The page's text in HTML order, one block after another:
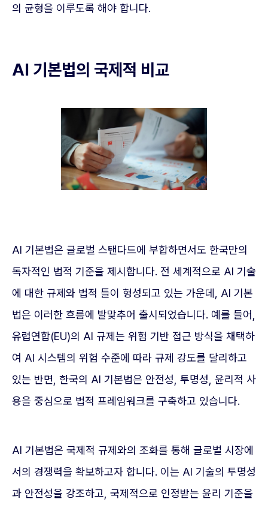
의 균형을 이루도록 해야 합니다.
AI 기본법의 국제적 비교
AI 기본법은 글로벌 스탠다드에 부합하면서도 한국만의
독자적인 법적 기준을 제시합니다. 전 세계적으로 AI 기술
에 대한 규제와 법적 틀이 형성되고 있는 가운데, AI 기본
법은 이러한 흐름에 발맞추어 출시되었습니다. 예를 들어,
유럽연합(EU)의 AI 규제는 위험 기반 접근 방식을 채택하
여 AI 시스템의 위험 수준에 따라 규제 강도를 달리하고
있는 반면, 한국의 AI 기본법은 안전성, 투명성, 윤리적 사
용을 중심으로 법적 프레임워크를 구축하고 있습니다.
AI 기본법은 국제적 규제와의 조화를 통해 글로벌 시장에
서의 경쟁력을 확보하고자 합니다. 이는 AI 기술의 투명성
과 안전성을 강조하고, 국제적으로 인정받는 윤리 기준을